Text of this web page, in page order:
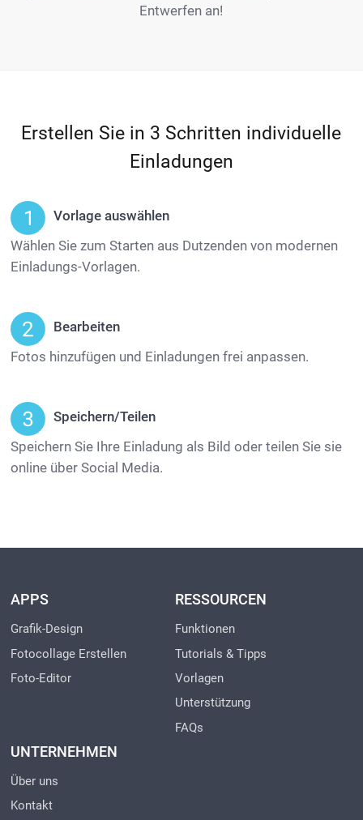
Entwerfen an!
Erstellen Sie in 3 Schritten individuelle
Einladungen
Vorlage auswählen
Wählen Sie zum Starten aus Dutzenden von modernen
Einladungs-Vorlagen.
Bearbeiten
Fotos hinzufügen und Einladungen frei anpassen.
Speichern/Teilen
Speichern Sie Ihre Einladung als Bild oder teilen Sie sie
online über Social Media.
APPS
Grafik-Design
Fotocollage Erstellen
Foto-Editor
RESSOURCEN
Funktionen
Tutorials & Tipps
Vorlagen
Unterstützung
FAQs
UNTERNEHMEN
Über uns
Kontakt